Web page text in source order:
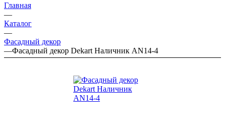
Главная
—
Каталог
—
Фасадный декор
—Фасадный декор Dekart Наличник AN14-4